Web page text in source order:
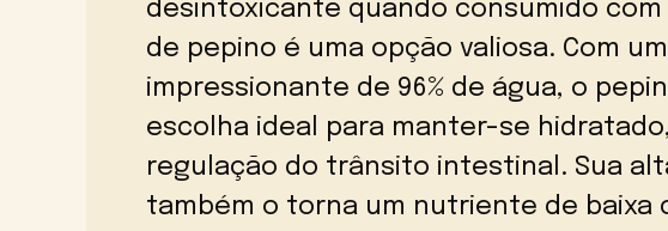
desintoxicante quando consumido
de pepino é uma opção valiosa. Com
impressionante de 96% de água, o
escolha ideal para manter-se
regulação do trânsito intestinal. Sua
também o torna um nutriente de baixa